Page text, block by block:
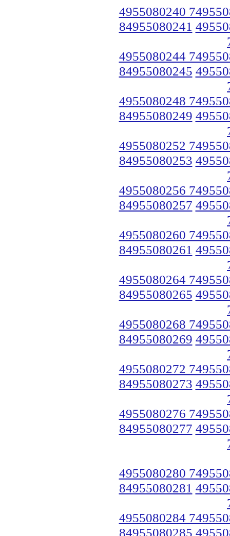
4955080240
84955080241
4955080244
84955080245
4955080248
84955080249
4955080252
84955080253
4955080256
84955080257
4955080260
84955080261
4955080264
84955080265
4955080268
84955080269
4955080272
84955080273
4955080276
84955080277
4955080280
84955080281
4955080284
84955080285